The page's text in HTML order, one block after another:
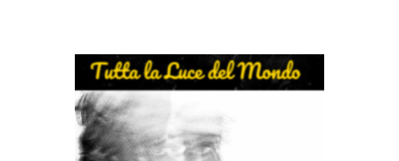
Contatti
Privacy Policy